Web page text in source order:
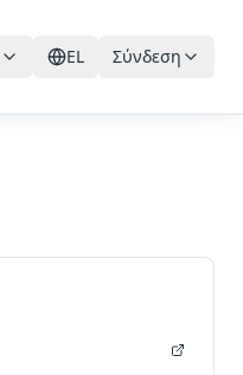
EL Σύνδεση